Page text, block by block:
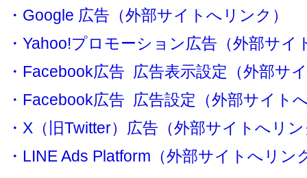
・Google 広告（外部サイトへリンク）
・Yahoo!プロモーション広告（外部サイ
・Facebook広告 広告表示設定（外部サ
・Facebook広告 広告設定（外部サイト
・X（旧Twitter）広告（外部サイトへリ
・LINE Ads Platform（外部サイトへリン